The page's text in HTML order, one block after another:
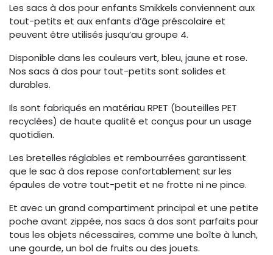
Les sacs à dos pour enfants Smikkels conviennent aux
tout-petits et aux enfants d’âge préscolaire et
peuvent être utilisés jusqu’au groupe 4.
Disponible dans les couleurs vert, bleu, jaune et rose.
Nos sacs à dos pour tout-petits sont solides et
durables.
Ils sont fabriqués en matériau RPET (bouteilles PET
recyclées) de haute qualité et conçus pour un usage
quotidien.
Les bretelles réglables et rembourrées garantissent
que le sac à dos repose confortablement sur les
épaules de votre tout-petit et ne frotte ni ne pince.
Et avec un grand compartiment principal et une petite
poche avant zippée, nos sacs à dos sont parfaits pour
tous les objets nécessaires, comme une boîte à lunch,
une gourde, un bol de fruits ou des jouets.